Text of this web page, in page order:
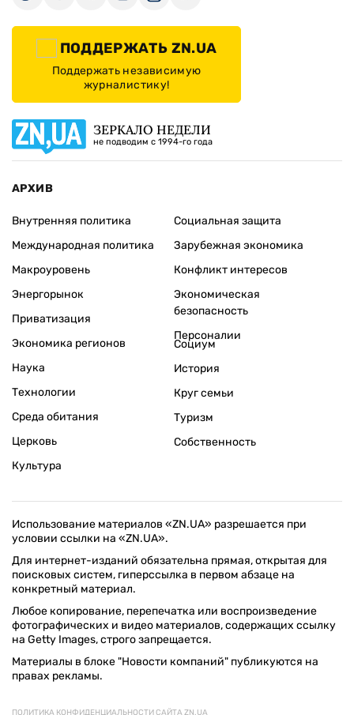
ПОДДЕРЖАТЬ ZN.UA
Поддержать независимую
журналистику!
ЗЕРКАЛО НЕДЕЛИ
не подводим с 1994-го года
АРХИВ
Внутренняя политика
Международная политика
Макроуровень
Энергорынок
Приватизация
Экономика регионов
Социальная защита
Зарубежная экономика
Конфликт интересов
Экономическая
безопасность
Персоналии
Наука
Технологии
Среда обитания
Церковь
Культура
Социум
История
Круг семьи
Туризм
Собственность
Использование материалов «ZN.UA» разрешается при
условии ссылки на «ZN.UA».
Для интернет-изданий обязательна прямая, открытая для
поисковых систем, гиперссылка в первом абзаце на
конкретный материал.
Любое копирование, перепечатка или воспроизведение
фотографических и видео материалов, содержащих ссылку
на Getty Images, строго запрещается.
Материалы в блоке "Новости компаний" публикуются на
правах рекламы.
ПОЛИТИКА КОНФИДЕНЦИАЛЬНОСТИ САЙТА ZN.UA